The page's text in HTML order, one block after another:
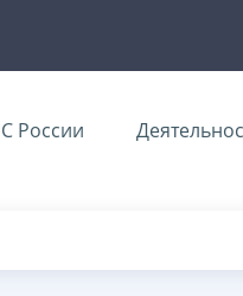
России